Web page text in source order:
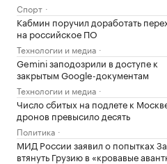
Спорт
Кабмин поручил доработать
на российское ПО
Технологии и медиа
Gemini заподозрили в доступе к
закрытым Google-документам
Технологии и медиа
Число сбитых на подлете к
дронов превысило десять
Политика
МИД России заявил о попытках
втянуть Грузию в «кровавые